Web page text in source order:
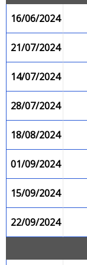
16/06/2024
21/07/2024
14/07/2024
28/07/2024
18/08/2024
01/09/2024
15/09/2024
22/09/2024